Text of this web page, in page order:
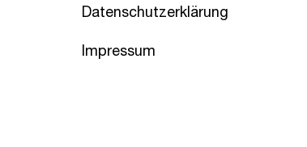
Datenschutzerklärung
Impressum